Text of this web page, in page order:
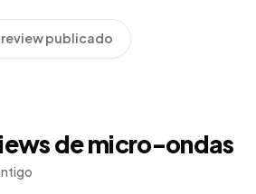
review publicado
demicro-ondas